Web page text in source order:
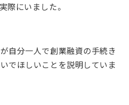
際にいました。
自分一人で創業融資の手続き
でほしいことを説明していま